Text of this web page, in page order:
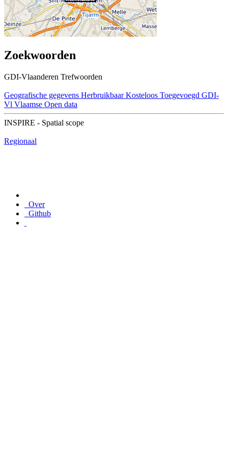
Zoekwoorden
GDI-Vlaanderen Trefwoorden
Geografische gegevens Herbruikbaar Kosteloos Toegevoegd GDI-
Vl Vlaamse Open data
INSPIRE - Spatial scope
Regionaal
Over
Github